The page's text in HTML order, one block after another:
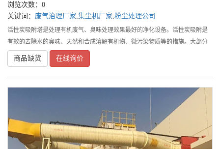
浏览次数：0
关键词： 废气治理厂家 集尘机厂家 粉尘处理公司
活性炭吸附塔是处理有机废气、臭味处理效果最好的净化设备。活性炭吸附是
有效的去除水的臭味、天然和合成溶解有机物、微污染物质等的措施。大部分
比较大的有机物分子、芳香族化合物、卤代炔等能牢固地吸附在活性炭表面上
或空隙中，并对腐殖质、合成有机物和低
商品缺货 在线询价